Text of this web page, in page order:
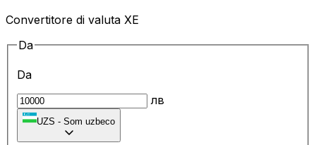
Convertitore di valuta XE
Da
Da
лв
UZS - Som uzbeco